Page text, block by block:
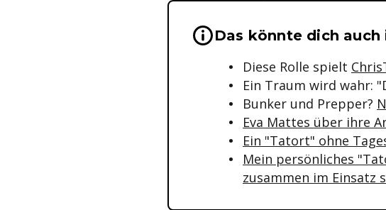
Wichtige Hinweise &
Das könnte dich auch
Diese Rolle spielt
Ein Traum wird wahr:
Bunker und Prepper?
Eva Mattes über ihre
Ein "Tatort" ohne
Mein persönliches
zusammen im Einsatz